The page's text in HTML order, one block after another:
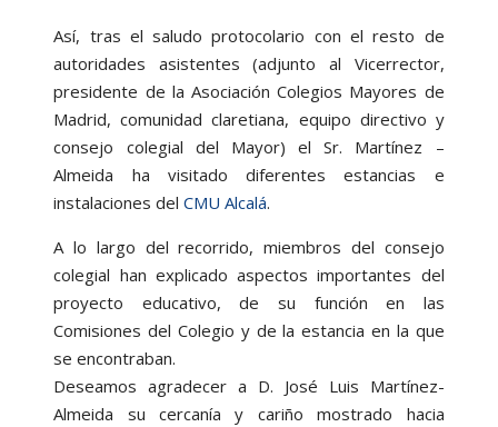
Así, tras el saludo protocolario con el resto de
autoridades asistentes (adjunto al Vicerrector,
presidente de la Asociación Colegios Mayores de
Madrid, comunidad claretiana, equipo directivo y
consejo colegial del Mayor) el Sr. Martínez –
Almeida ha visitado diferentes estancias e
instalaciones delCMU Alcalá.
A lo largo del recorrido, miembros del consejo
colegial han explicado aspectos importantes del
proyecto educativo, de su función en las
Comisiones del Colegio y de la estancia en la que
se encontraban.
Deseamos agradecer a D. José Luis Martínez-
Almeida su cercanía y cariño mostrado hacia